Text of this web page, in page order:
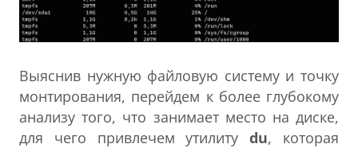
Выяснив нужную файловую систему и точку
монтирования, перейдем к более глубокому
анализу того, что занимает место на диске,
для чего привлечем утилитуdu, которая